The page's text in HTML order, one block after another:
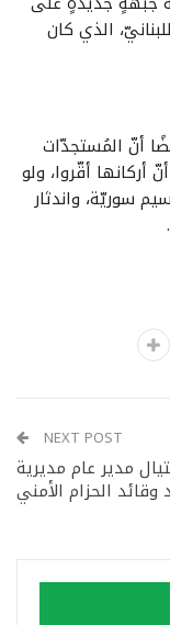
الذي كان
أنّ المُستجدّات
أركانها أقّروا، ولو
سوريّة، واندثار
NEXT POST
مدير عام مديرية
وقائد الحزام الأمني